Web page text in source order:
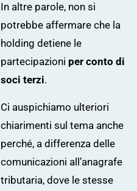
In altre parole, non si
potrebbe affermare che la
holding detiene le
partecipazioni per conto di
soci terzi.
Ci auspichiamo ulteriori
chiarimenti sul tema anche
perché, a differenza delle
comunicazioni all’anagrafe
tributaria, dove le stesse